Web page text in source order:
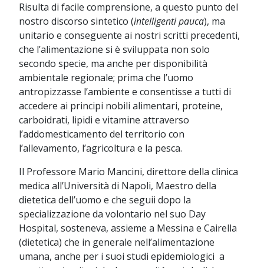
Risulta di facile comprensione, a questo punto del
nostro discorso sintetico (intelligenti pauca), ma
unitario e conseguente ai nostri scritti precedenti,
che l’alimentazione si è sviluppata non solo
secondo specie, ma anche per disponibilità
ambientale regionale; prima che l’uomo
antropizzasse l’ambiente e consentisse a tutti di
accedere ai principi nobili alimentari, proteine,
carboidrati, lipidi e vitamine attraverso
l’addomesticamento del territorio con
l’allevamento, l’agricoltura e la pesca.
Il Professore Mario Mancini, direttore della clinica
medica all’Università di Napoli, Maestro della
dietetica dell’uomo e che seguii dopo la
specializzazione da volontario nel suo Day
Hospital, sosteneva, assieme a Messina e Cairella
(dietetica) che in generale nell’alimentazione
umana, anche per i suoi studi epidemiologici a